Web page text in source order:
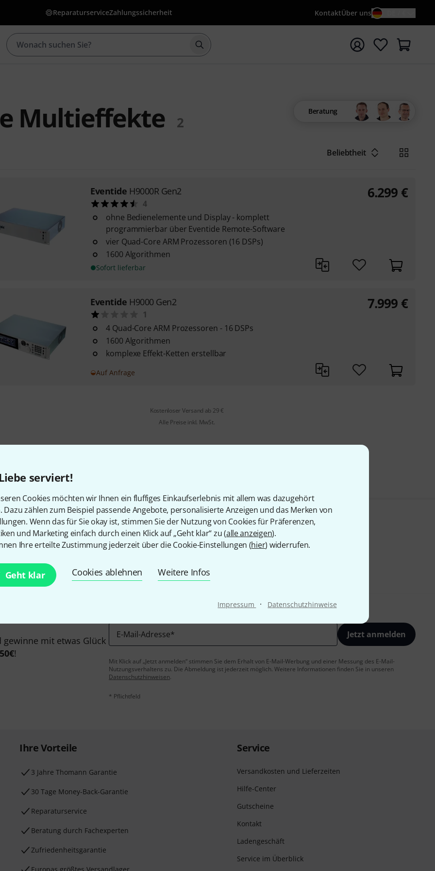
serviert!
Cookies möchten wir Ihnen ein fluffiges Einkaufserlebnis mit allem was dazugehört
Dazu zählen zum Beispiel passende Angebote, personalisierte Anzeigen und das Merken von
Wenn das für Sie okay ist, stimmen Sie der Nutzung von Cookies für Präferenzen,
und Marketing einfach durch einen Klick auf „Geht klar“ zu (alle anzeigen).
Ihre erteilte Zustimmung jederzeit über die Cookie-Einstellungen (hier) widerrufen.
Geht klar Cookies ablehnen Weitere Infos
Impressum · Datenschutzhinweise
ReparaturserviceZahlungssicherheit KontaktÜber uns
Suche mit Suchwort {searchTerm} starten
Multieffekte 2
Beratung
Beliebtheit
Eventide H9000R Gen2
4
ohne Bedienelemente und Display - komplett
programmierbar über Eventide Remote-Software
vier Quad-Core ARM Prozessoren (16 DSPs)
1600 Algorithmen
Sofort lieferbar
6.299 €
Eventide H9000 Gen2
1
4 Quad-Core ARM Prozessoren - 16 DSPs
1600 Algorithmen
komplexe Effekt-Ketten erstellbar
Auf Anfrage
7.999 €
Kostenloser Versand ab 29 €
Alle Preise inkl. MwSt.
Gefällt Ihnen, was Sie sehen?
mit etwas Glück
50€!
E-Mail-Adresse* Jetzt anmelden
Mit Klick auf „Jetzt anmelden“ stimmen Sie dem Erhalt von E-Mail-Werbung und einer Messung des E-Mail-
Nutzungsverhaltens zu. Die Abmeldung ist jederzeit möglich. Weitere Informationen finden Sie in unseren
Datenschutzhinweisen.
* Pflichtfeld
Ihre Vorteile
3 Jahre Thomann Garantie
30 Tage Money-Back-Garantie
Reparaturservice
Beratung durch Fachexperten
Zufriedenheitsgarantie
Service
Versandkosten und Lieferzeiten
Hilfe-Center
Gutscheine
Kontakt
Ladengeschäft
Service im Überblick